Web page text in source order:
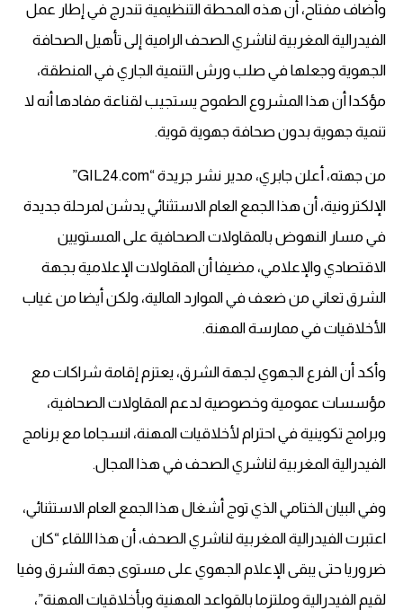
وأضاف مفتاح، أن هذه المحطة التنظيمية تندرج في إطار عمل
الفيدرالية المغربية لناشري الصحف الرامية إلى تأهيل الصحافة
الجهوية وجعلها في صلب ورش التنمية الجاري في المنطقة،
مؤكدا أن هذا المشروع الطموح يستجيب لقناعة مفادها أنه لا
تنمية جهوية بدون صحافة جهوية قوية.
من جهته، أعلن جابري، مدير نشر جريدة “GIL24.com”
الإلكترونية، أن هذا الجمع العام الاستثنائي يدشن لمرحلة جديدة
في مسار النهوض بالمقاولات الصحافية على المستويين
الاقتصادي والإعلامي، مضيفا أن المقاولات الإعلامية بجهة
الشرق تعاني من ضعف في الموارد المالية، ولكن أيضا من غياب
الأخلاقيات في ممارسة المهنة.
وأكد أن الفرع الجهوي لجهة الشرق، يعتزم إقامة شراكات مع
مؤسسات عمومية وخصوصية لدعم المقاولات الصحافية،
وبرامج تكوينية في احترام لأخلاقيات المهنة، انسجاما مع برنامج
الفيدرالية المغربية لناشري الصحف في هذا المجال.
وفي البيان الختامي الذي توج أشغال هذا الجمع العام الاستثنائي،
اعتبرت الفيدرالية المغربية لناشري الصحف، أن هذا اللقاء “كان
ضروريا حتى يبقى الإعلام الجهوي على مستوى جهة الشرق وفيا
لقيم الفيدرالية وملتزما بالقواعد المهنية وبأخلاقيات المهنة”،